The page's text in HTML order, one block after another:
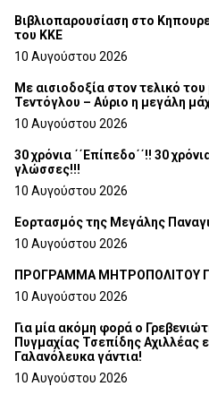
Βιβλιοπαρουσίαση στο
του ΚΚΕ
10 Αυγούστου 2026
Με αισιοδοξία στον τελικό
Τεντόγλου – Αύριο η μεγάλη
10 Αυγούστου 2026
30 χρόνια ΄΄Επίπεδο΄΄!! 30 χρόνια επιτυχίες στις ξένες
γλώσσες!!!
10 Αυγούστου 2026
Εορτασμός της Μεγάλης
10 Αυγούστου 2026
ΠΡΟΓΡΑΜΜΑ ΜΗΤΡΟΠΟΛΙΤΟΥ
10 Αυγούστου 2026
Για μία ακόμη φορά ο
Πυγμαχίας Τσεπίδης Αχιλλέας
Γαλανόλευκα γάντια!
10 Αυγούστου 2026